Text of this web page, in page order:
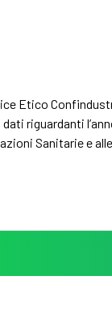
Etico
dati riguardanti
Sanitarie e